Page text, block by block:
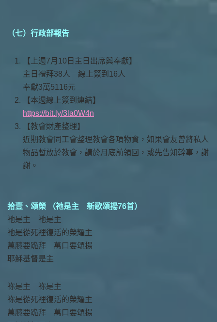
（七）行政部報告
【上週7月10日主日出席與奉獻】
主日禮拜38人 線上簽到16人
奉獻3萬5116元
【本週線上簽到連結】
https://bit.ly/3la0W4n
【教會財產整理】
近期教會同工會整理教會各項物資，如果會友曾將私人
物品暫放於教會，請於月底前領回，或先告知幹事，謝
謝。
拾壹、頌榮 （祂是主 新歌頌揚76首）
祂是主 祂是主
祂是從死裡復活的榮耀主
萬膝要跪拜 萬口要頌揚
耶穌基督是主
祢是主 祢是主
祢是從死裡復活的榮耀主
萬膝要跪拜 萬口要頌揚